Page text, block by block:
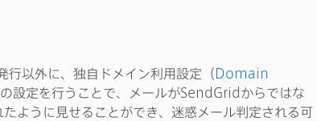
以外に、独自ドメイン利用設定（Domain
設定を行うことで、メールがSendGridからではな
ように見せることができ、迷惑メール判定される可